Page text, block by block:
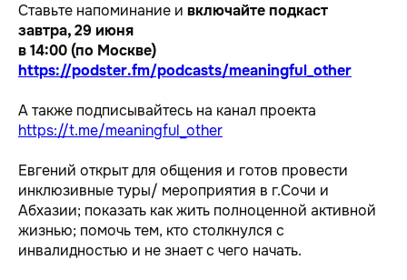
Ставьте напоминание и включайте подкаст
завтра, 29 июня
в 14:00 (по Москве)
https://podster.fm/podcasts/meaningful_other
А также подписывайтесь на канал проекта
https://t.me/meaningful_other
Евгений открыт для общения и готов провести
инклюзивные туры/ мероприятия в г.Сочи и
Абхазии; показать как жить полноценной активной
жизнью; помочь тем, кто столкнулся с
инвалидностью и не знает с чего начать.